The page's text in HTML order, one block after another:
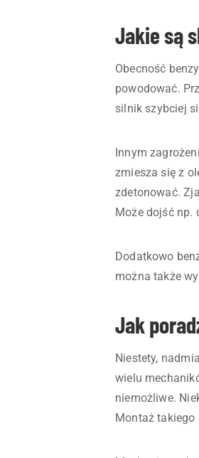
Jakie są
Obecność
powodować.
silnik szybciej
Innym
zmiesza się z
zdetonować.
Może dojść np.
Dodatkowo
można także
Jak
Niestety,
wielu
niemożliwe.
Montaż takiego